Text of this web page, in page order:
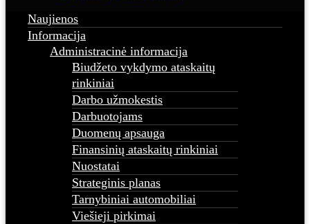
Naujienos
Informacija
Administracinė informacija
Biudžeto vykdymo ataskaitų
rinkiniai
Darbo užmokestis
Darbuotojams
Duomenų apsauga
Finansinių ataskaitų rinkiniai
Nuostatai
Strateginis planas
Tarnybiniai automobiliai
Viešieji pirkimai